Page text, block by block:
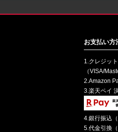
お支払い方
1.クレジッ
（VISA/
2.Amazon
3.楽天ペイ
4.銀行振込
5.代金引換